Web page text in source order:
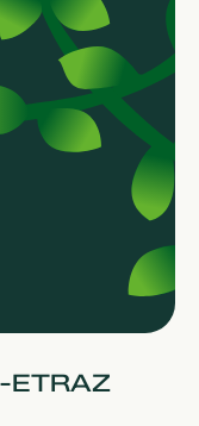
ETRAZ